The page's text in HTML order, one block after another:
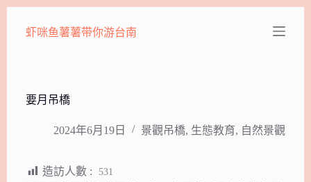
虾咪鱼薯薯带你游台南
要月吊橋
2024年6月19日 景觀吊橋, 生態教育, 自然景觀
造訪人數 : 531